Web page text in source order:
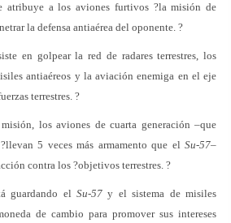
atribuye a los aviones furtivos ?la misión de
la defensa antiaérea del oponente. ?
en golpear la red de radares terrestres, los
antiaéreos y la aviación enemiga en el eje
terrestres. ?
los aviones de cuarta generación –que
5 veces más armamento que el Su-57–
contra los ?objetivos terrestres. ?
guardando el Su-57y el sistema de misiles
de cambio para promover sus intereses